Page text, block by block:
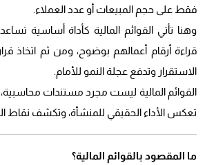
فقط على حجم المبيعات أو عدد العملاء.
وهنا تأتي القوائم المالية كأداة أساسية
قراءة أرقام أعمالهم بوضوح، ومن ثم اتخاذ
الاستقرار وتدفع عجلة النمو للأمام.
القوائم المالية ليست مجرد مستندات محاسبية،
تعكس الأداء الحقيقي للمنشأة، وتكشف نقاط
ما المقصود بالقوائم المالية؟